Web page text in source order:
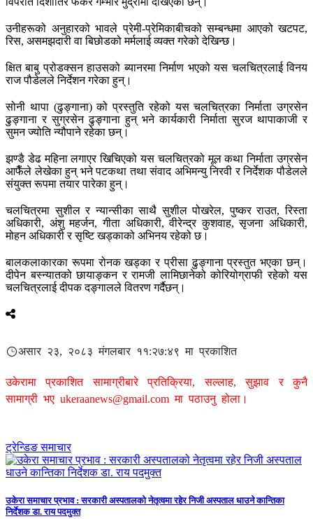
उनीहरूको अनुहारको भावले प्रेमी-प्रेमिकाबीचको सम्बन्धमा आएको खटपट,
रिस, असमझदारी वा बिछोडको मर्मलाई व्यक्त गरेको देखिन्छ।
क्षित बाबु प्रोडक्सन हाउसको ब्यानरमा निर्माण भएको यस चलचित्रलाई विनय
राज पौडेलले निर्देशन गरेका हुन्।
सोनी थापा (ढुङ्गाना) को प्रस्तुति रहेको यस चलचित्रका निर्माता उग्रसेन
ढुङ्गाना र सुग्रसेन ढुङ्गाना हुन् भने कार्यकारी निर्माता सुरज थापाकाजी र
सुमन ज्योति न्यौपाने रहेका छन्।
झण्डै डेढ महिना लगाएर खिचिएको यस चलचित्रको मूल कथा निर्माता उग्रसेन
आफैँले लेखेका हुन् भने पटकथा तथा संवाद अभिमन्यु निरवी र निर्देशक पौडेलले
संयुक्त रूपमा तयार पारेका हुन्।
चलचित्रमा सुशील र न्यान्सीका साथै सुशील पोखरेल, पुष्कर राउत, रिस्ता
अधिकारी, अंशु महर्जन, गीता अधिकारी, वीरेन्द्र कुशवाह, सृजना अधिकारी,
मोहन अधिकारी र सृष्टि खड्काको अभिनय रहेको छ।
बालकलाकारका रूपमा रोनक खड्का र प्रीसा ढुङ्गाना प्रस्तुत भएका छन्।
दीपेन बस्न्यातको छायाङ्कन र रामजी लामिछानेको कोरियोग्राफी रहेको यस
चलचित्रलाई दीपक दङ्गालले वितरण गर्दैछन्।
असार २३, २०८३ मंगलबार ११:२७:४९ मा प्रकाशित
उकेरामा प्रकाशित सामाग्रीबारे प्रतिक्रिया, सल्लाह, सुझाव र कुनै
सामाग्री भए ukeraanews@gmail.com मा पठाउनु होला।
ट्रेन्डिङ समाचार
उकेरा समाचार प्रभाव : सरकारी अस्पतालको नेतृत्वमा रहेर निजी अस्पताल धाउने कान्तिका
निर्देशक डा. राय पदमुक्त